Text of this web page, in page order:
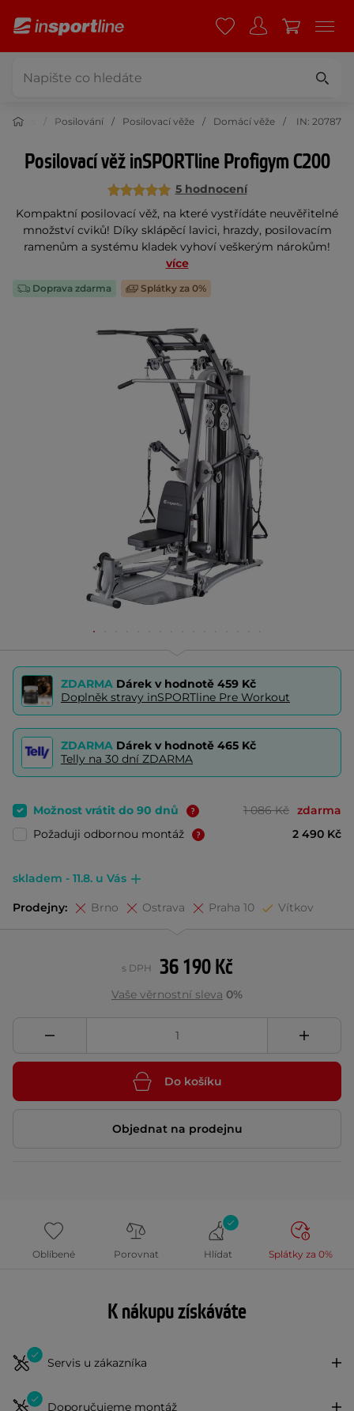
Fitness Posilování Posilovací věže Domácí věže IN: 20787
Posilovací věž inSPORTline Profigym C200
5 hodnocení
Kompaktní posilovací věž, na které vystřídáte neuvěřitelné
množství cviků! Díky sklápěcí lavici, hrazdy, posilovacím
ramenům a systému kladek vyhoví veškerým nárokům!
více
Doprava zdarma Splátky za 0%
ZDARMA Dárek v hodnotě 459 Kč
Doplněk stravy inSPORTline Pre Workout
ZDARMA Dárek v hodnotě 465 Kč
Telly na 30 dní ZDARMA
Možnost vrátit do 90 dnů 1 086 Kč zdarma
Požaduji odbornou montáž
2 490 Kč
skladem - 11.8. u Vás
Prodejny: Brno Ostrava Praha 10 Vítkov
36 190 Kč
s DPH
Vaše věrnostní sleva 0%
Do košíku
Objednat na prodejnu
Oblíbené Porovnat Hlídat Splátky za 0%
K nákupu získáváte
Servis u zákazníka
Doporučujeme montáž